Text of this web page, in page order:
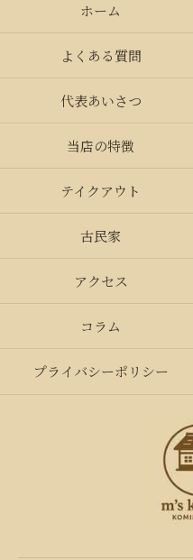
ホーム
よくある質問
代表あいさつ
当店の特徴
テイクアウト
古民家
アクセス
コラム
プライバシーポリシー